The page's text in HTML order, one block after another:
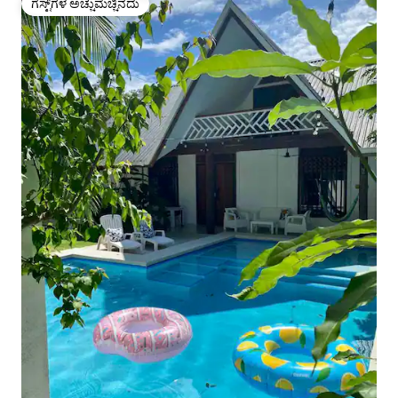
ಗೆಸ್ಟ್‌ಗಳ ಅಚ್ಚುಮೆಚ್ಚಿನದು
ಗೆಸ್ಟ್‌ಗಳ ಅಚ್ಚುಮೆಚ್ಚಿನದು